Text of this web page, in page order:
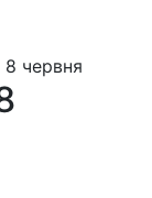
8 червня